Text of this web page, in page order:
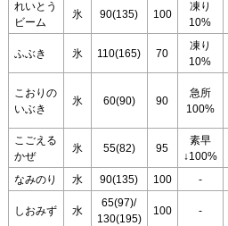
れいとう
ビーム
氷 90(135) 100
凍り
10%
ふぶき 氷 110(165) 70
凍り
10%
こおりの
いぶき
氷 60(90) 90
急所
100%
こごえる
かぜ
氷 55(82) 95
素早
↓100%
なみのり 水 90(135) 100 -
しおみず 水
65(97)/
130(195)
100 -